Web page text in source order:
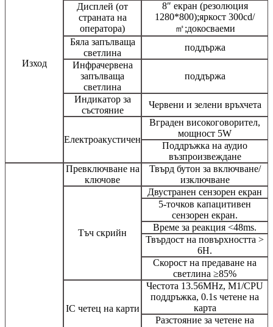
Изход
Дисплей (от
страната на
оператора)
8″ екран (резолюция
1280*800);яркост 300cd/
㎡;докосваеми
Бяла запълваща
светлина
поддържа
Инфрачервена
запълваща
светлина
поддържа
Индикатор за
състояние
Червени и зелени връхчета
Електроакустичен
Вграден високоговорител,
мощност 5W
Поддръжка на аудио
възпроизвеждане
Превключване на
ключове
Твърд бутон за включване/
изключване
Тъч скрийн
Двустранен сензорен екран
5-точков капацитивен
сензорен екран.
Време за реакция <48ms.
Твърдост на повърхността >
6H.
Скорост на предаване на
светлина ≥85%
IC четец на карти
Честота 13.56MHz, M1/CPU
поддръжка, 0.1s четене на
карта
Разстояние за четене на